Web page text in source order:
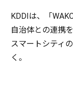
KDDIは、「
自治体との連携
スマートシティ の
く。